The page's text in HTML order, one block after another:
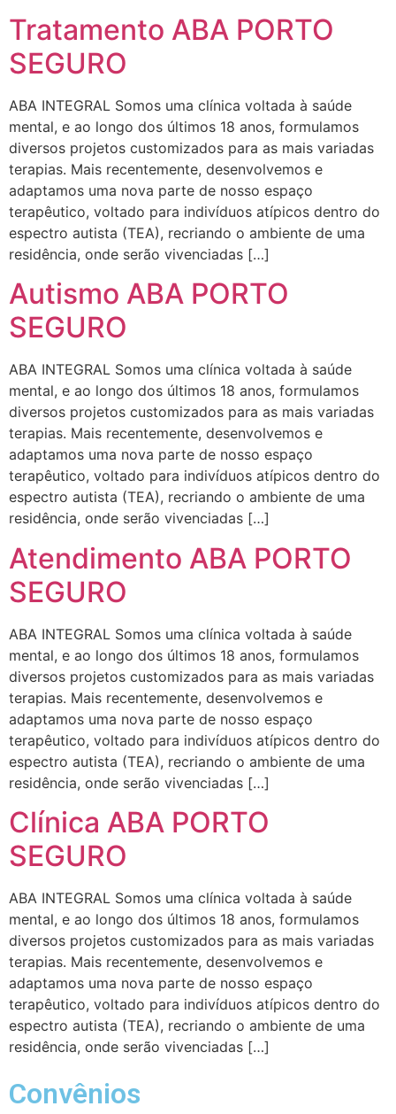
Tratamento ABA PORTO
SEGURO
ABA INTEGRAL Somos uma clínica voltada à saúde
mental, e ao longo dos últimos 18 anos, formulamos
diversos projetos customizados para as mais variadas
terapias. Mais recentemente, desenvolvemos e
adaptamos uma nova parte de nosso espaço
terapêutico, voltado para indivíduos atípicos dentro do
espectro autista (TEA), recriando o ambiente de uma
residência, onde serão vivenciadas […]
Autismo ABA PORTO
SEGURO
ABA INTEGRAL Somos uma clínica voltada à saúde
mental, e ao longo dos últimos 18 anos, formulamos
diversos projetos customizados para as mais variadas
terapias. Mais recentemente, desenvolvemos e
adaptamos uma nova parte de nosso espaço
terapêutico, voltado para indivíduos atípicos dentro do
espectro autista (TEA), recriando o ambiente de uma
residência, onde serão vivenciadas […]
Atendimento ABA PORTO
SEGURO
ABA INTEGRAL Somos uma clínica voltada à saúde
mental, e ao longo dos últimos 18 anos, formulamos
diversos projetos customizados para as mais variadas
terapias. Mais recentemente, desenvolvemos e
adaptamos uma nova parte de nosso espaço
terapêutico, voltado para indivíduos atípicos dentro do
espectro autista (TEA), recriando o ambiente de uma
residência, onde serão vivenciadas […]
Clínica ABA PORTO
SEGURO
ABA INTEGRAL Somos uma clínica voltada à saúde
mental, e ao longo dos últimos 18 anos, formulamos
diversos projetos customizados para as mais variadas
terapias. Mais recentemente, desenvolvemos e
adaptamos uma nova parte de nosso espaço
terapêutico, voltado para indivíduos atípicos dentro do
espectro autista (TEA), recriando o ambiente de uma
residência, onde serão vivenciadas […]
Convênios